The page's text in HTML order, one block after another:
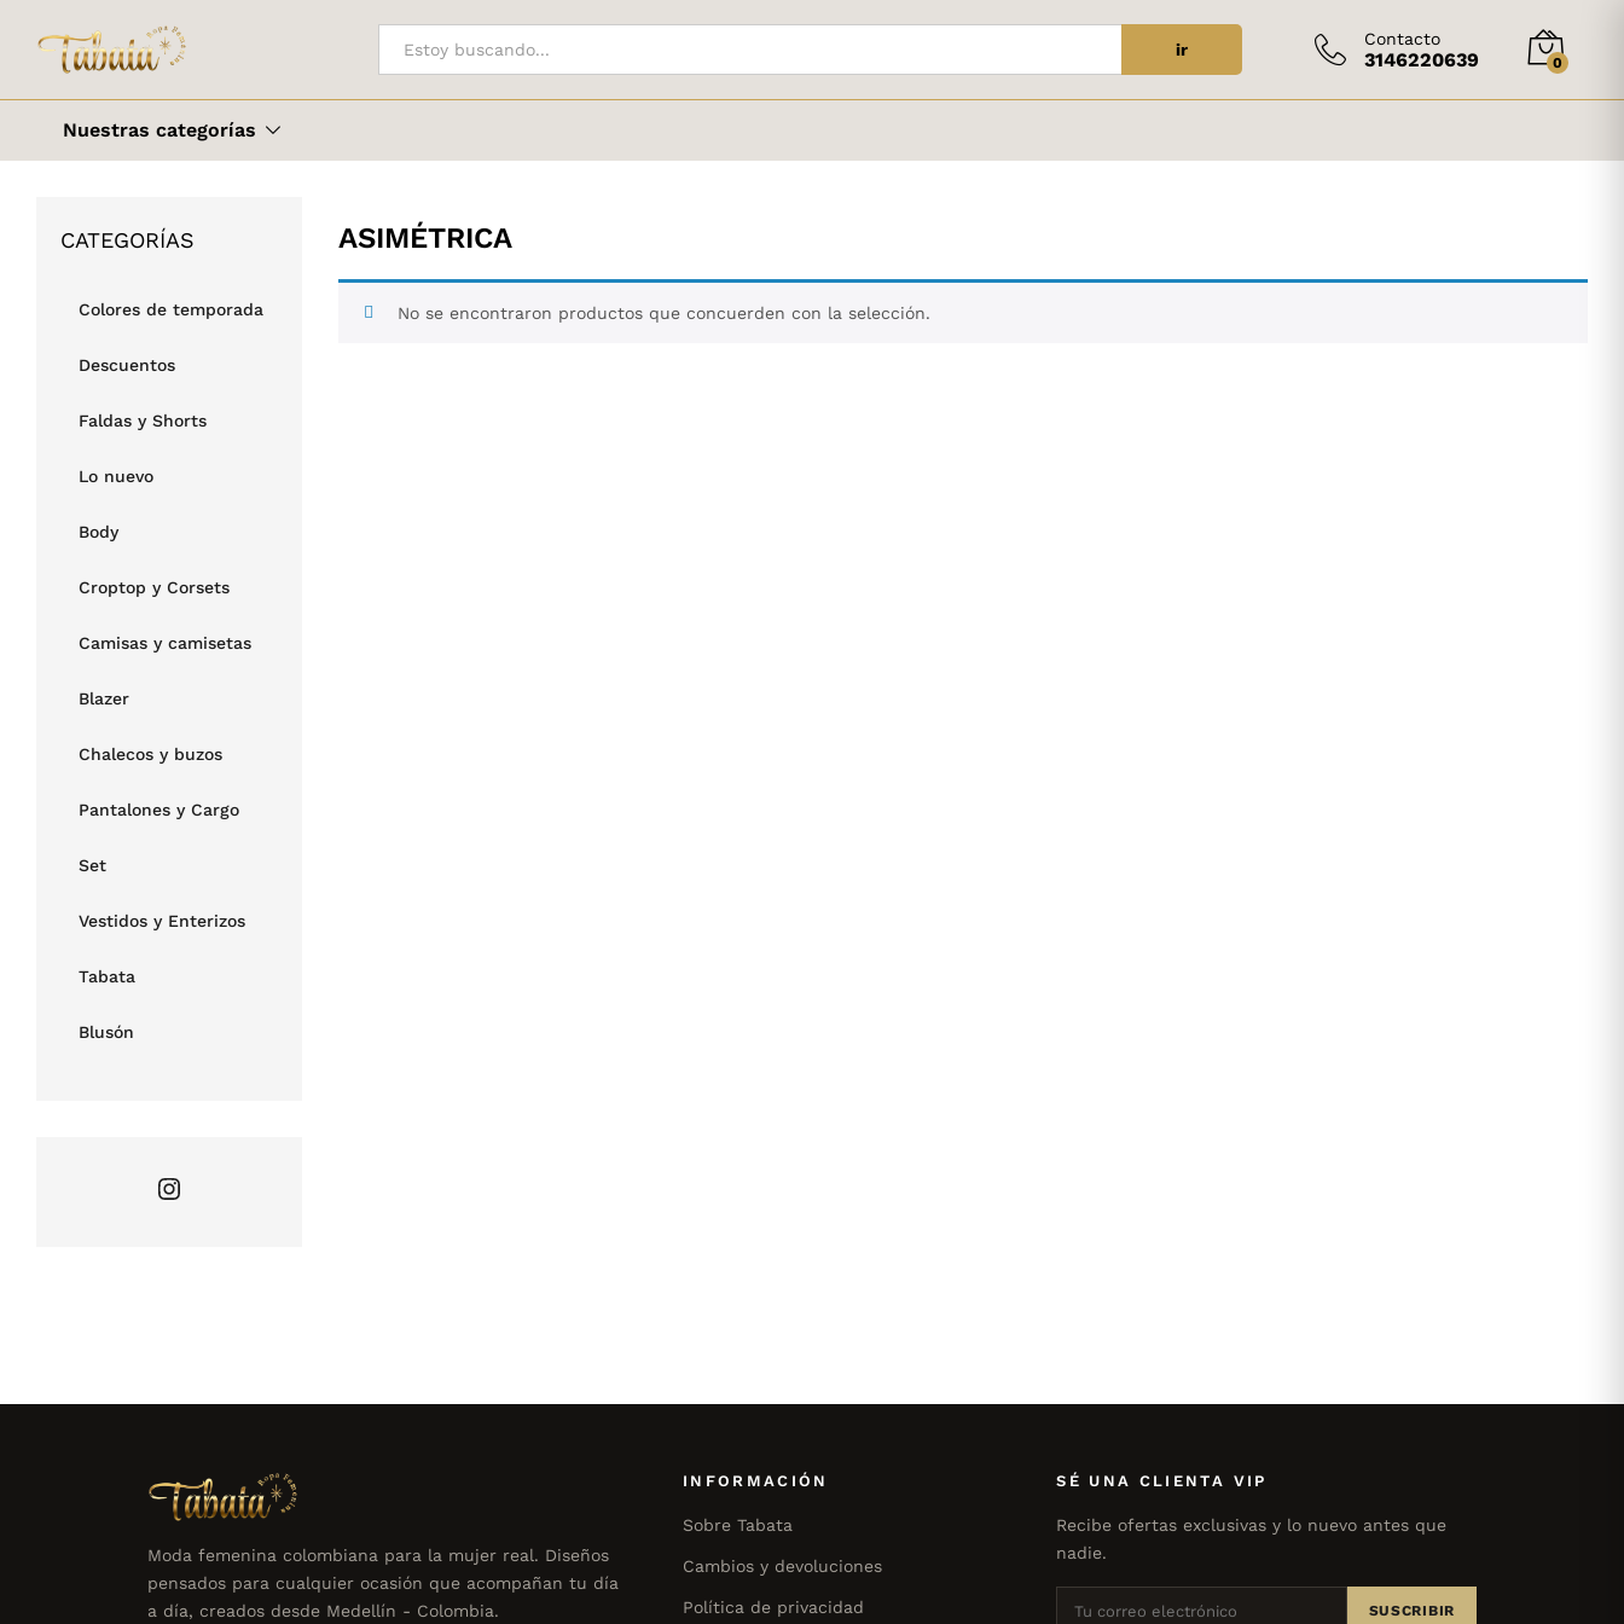
Todo ir
Contacto
3146220639 0
Nuestras categorías
ASIMÉTRICA
No se encontraron productos que concuerden con la selección.
CATEGORÍAS
Colores de temporada
Descuentos
Faldas y Shorts
Lo nuevo
Body
Croptop y Corsets
Camisas y camisetas
Blazer
Chalecos y buzos
Pantalones y Cargo
Set
Vestidos y Enterizos
Tabata
Blusón
Moda femenina colombiana para la mujer real. Diseños
pensados para cualquier ocasión que acompañan tu día
a día, creados desde Medellín - Colombia.
INFORMACIÓN
Sobre Tabata
Cambios y devoluciones
Política de privacidad
SÉ UNA CLIENTA VIP
Recibe ofertas exclusivas y lo nuevo antes que
nadie.
SUSCRIBIR